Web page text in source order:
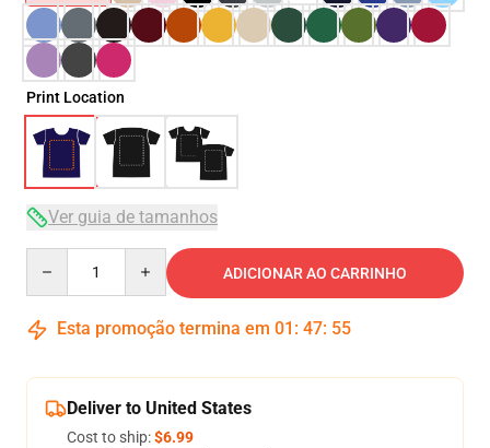
Print Location
Ver guia de tamanhos
ADICIONAR AO CARRINHO
Esta promoção termina em 01 : 47: 54
Deliver to United States
Cost to ship:$6.99